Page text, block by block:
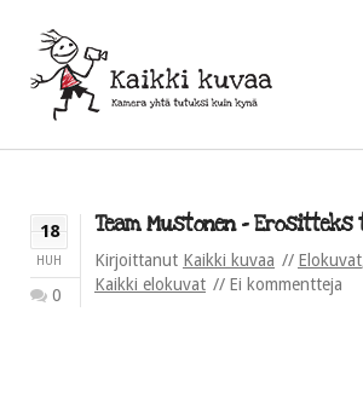
18
HUH
0
Team Mustonen – Erositteks
Kirjoittanut Kaikki kuvaa Elokuvat
Kaikki elokuvat
Ei kommentteja